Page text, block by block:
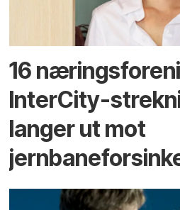
16
InterCity-
langer ut mot